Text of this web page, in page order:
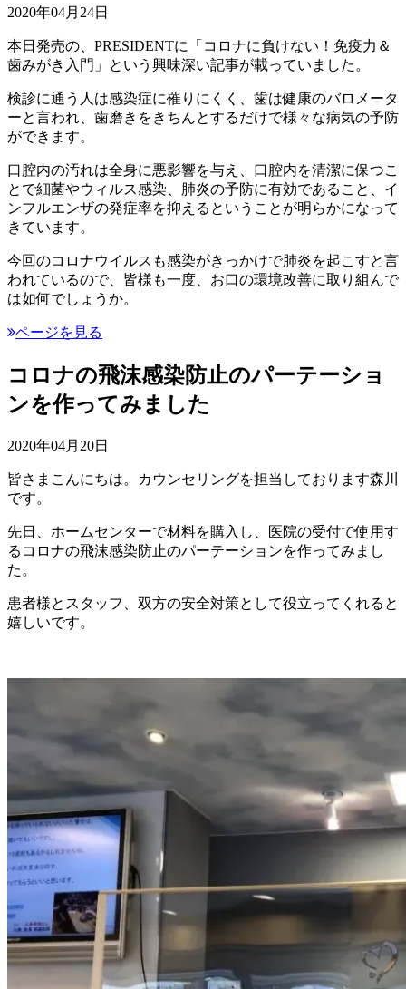
2020年04月24日
本日発売の、PRESIDENTに「コロナに負けない！免疫力＆
歯みがき入門」という興味深い記事が載っていました。
検診に通う人は感染症に罹りにくく、歯は健康のバロメータ
ーと言われ、歯磨きをきちんとするだけで様々な病気の予防
ができます。
口腔内の汚れは全身に悪影響を与え、口腔内を清潔に保つこ
とで細菌やウィルス感染、肺炎の予防に有効であること、イ
ンフルエンザの発症率を抑えるということが明らかになって
きています。
今回のコロナウイルスも感染がきっかけで肺炎を起こすと言
われているので、皆様も一度、お口の環境改善に取り組んで
は如何でしょうか。
ページを見る
コロナの飛沫感染防止のパーテーショ
ンを作ってみました
2020年04月20日
皆さまこんにちは。カウンセリングを担当しております森川
です。
先日、ホームセンターで材料を購入し、医院の受付で使用す
るコロナの飛沫感染防止のパーテーションを作ってみまし
た。
患者様とスタッフ、双方の安全対策として役立ってくれると
嬉しいです。